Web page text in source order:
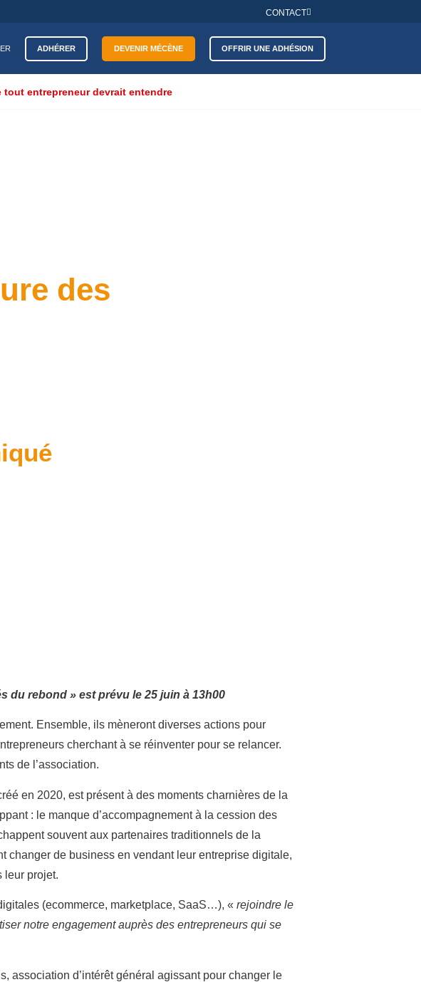
CONTACT
ADHÉRER DEVENIR MÉCÈNE OFFRIR UNE ADHÉSION
tout entrepreneur devrait entendre
des
du rebond » est prévu le 25 juin à 13h00
Ensemble, ils mèneront diverses actions pour
cherchant à se réinventer pour se relancer.
de l’association.
en 2020, est présent à des moments charnières de la
: le manque d’accompagnement à la cession des
souvent aux partenaires traditionnels de la
changer de business en vendant leur entreprise digitale,
leur projet.
(ecommerce, marketplace, SaaS…), « rejoindre le
notre engagement auprès des entrepreneurs qui se
association d’intérêt général agissant pour changer le